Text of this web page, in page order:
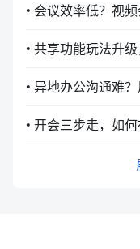
• 会议效率低？视
• 共享功能玩法升
• 异地办公沟通难
• 开会三步走，如